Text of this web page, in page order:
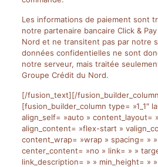
Les informations de paiement sont
notre partenaire bancaire Click &
Nord et ne transitent pas par notre
données confidentielles ne sont
notre serveur, mais traitée
Groupe Crédit du Nord.
[/fusion_text][/
[fusion_builder_column type= »1_1″
align_self= »auto » content_layout=
align_content= »flex-start »
content_wrap= »wrap » spacing= » »
center_content= »no » link= » »
link_description= » » min_height= » »